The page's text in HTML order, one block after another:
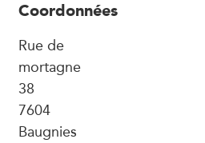
Coordonnées
Rue de
mortagne
38
7604
Baugnies